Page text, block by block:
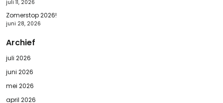
juli 11, 2026
Zomerstop 2026!
juni 28, 2026
Archief
juli 2026
juni 2026
mei 2026
april 2026